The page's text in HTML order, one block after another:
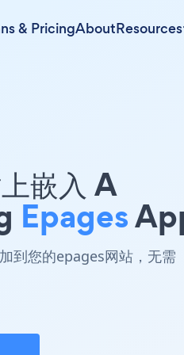
& PricingAboutResources
嵌入 A
Epages
到您的epages网站，无需